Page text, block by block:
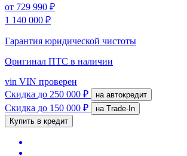
от 729 990 ₽
1 140 000 ₽
Гарантия юридической чистоты
Оригинал ПТС в наличии
vin VIN проверен
Скидка до 250 000 ₽ на автокредит
Скидка до 150 000 ₽
на Trade-In
Купить в кредит